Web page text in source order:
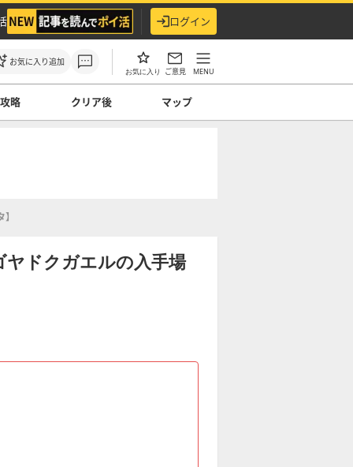
ログイン
お気に入り追加
お気に入り ご意見 MENU
略 クリア後 マップ
ドクガエルの入手場